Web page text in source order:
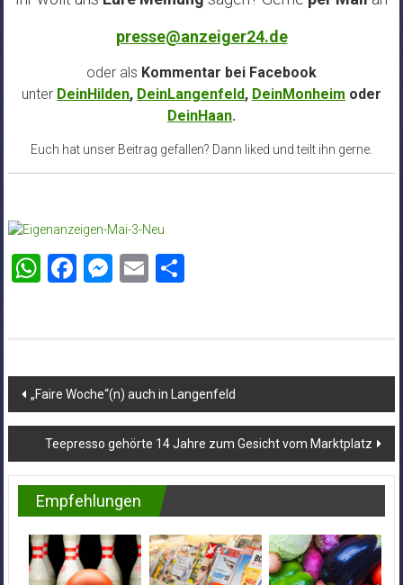
presse@anzeiger24.de
oder als Kommentar bei Facebook
unter DeinHilden, DeinLangenfeld, DeinMonheim oder
DeinHaan.
Euch hat unser Beitrag gefallen? Dann liked und teilt ihn gerne.
WhatsApp
Facebook
Messenger
EmailTeilen
Beitragsnavigation
„Faire Woche“(n) auch in Langenfeld
Teepresso gehörte 14 Jahre zum Gesicht vom Marktplatz
Empfehlungen